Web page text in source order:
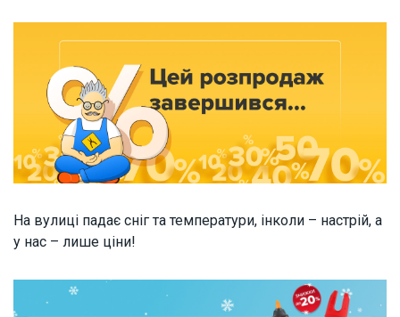
На вулиці падає сніг та температури, інколи – настрій, а
у нас – лише ціни!